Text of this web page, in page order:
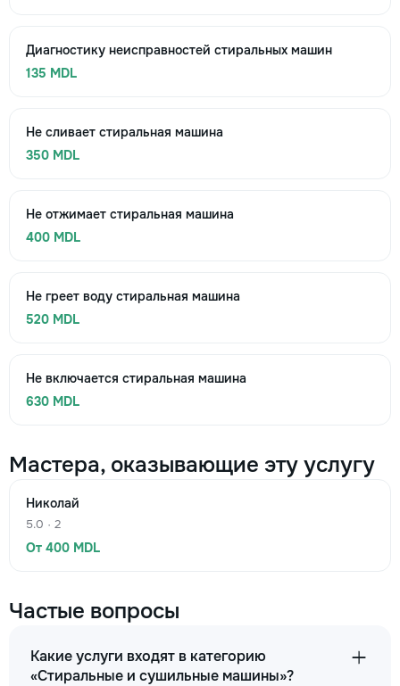
Диагностику неисправностей стиральных машин
135 MDL
Не сливает стиральная машина
350 MDL
Не отжимает стиральная машина
400 MDL
Не греет воду стиральная машина
520 MDL
Не включается стиральная машина
630 MDL
Мастера, оказывающие эту услугу
Николай
5.0 · 2
От 400 MDL
Частые вопросы
Какие услуги входят в категорию
«Стиральные и сушильные машины»?